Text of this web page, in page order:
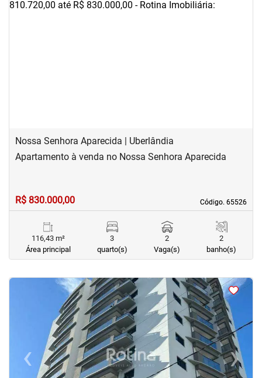
Nossa Senhora Aparecida | Uberlândia
Código. 65526
Código. 65526
Apartamento à venda no Nossa Senhora Aparecida
R$ 830.000,00
116,43 m²
Área principal
3
quarto(s)
2
Vaga(s)
2
banho(s)
<
‹Previous ›Next